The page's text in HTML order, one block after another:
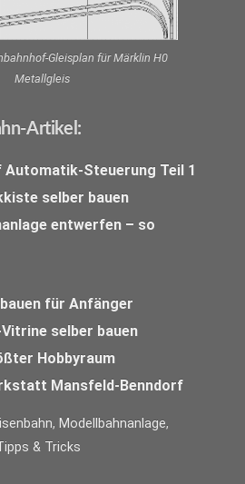
Gleisplan für Märklin H0
Metallgleis
Artikel:
Steuerung Teil 1
selber bauen
entwerfen – so
für Anfänger
selber bauen
Hobbyraum
Mansfeld-Benndorf
, Modellbahnanlage,
& Tricks